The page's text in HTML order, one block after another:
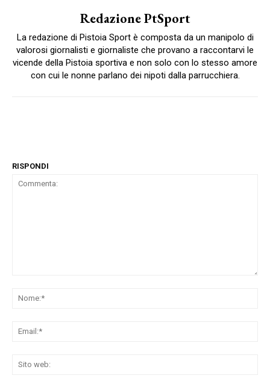
Redazione PtSport
La redazione di Pistoia Sport è composta da un manipolo di
valorosi giornalisti e giornaliste che provano a raccontarvi le
vicende della Pistoia sportiva e non solo con lo stesso amore
con cui le nonne parlano dei nipoti dalla parrucchiera.
RISPONDI